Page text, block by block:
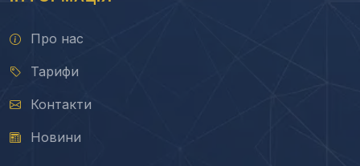
Про нас
Тарифи
Контакти
Новини